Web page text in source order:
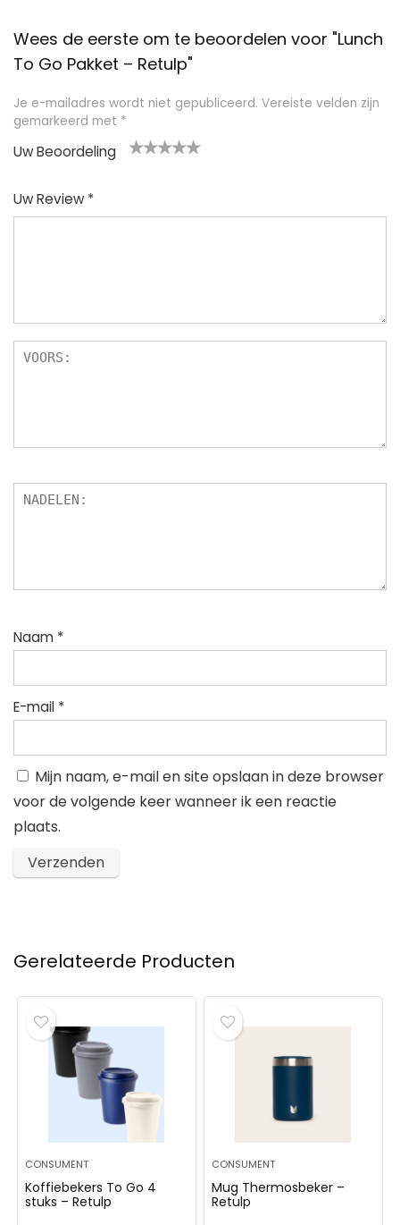
Wees de eerste om te beoordelen voor "Lunch
To Go Pakket – Retulp"
Je e-mailadres wordt niet gepubliceerd. Vereiste velden zijn
gemarkeerd met *
Uw Beoordeling
Uw Review *
Naam *
E-mail *
Mijn naam, e-mail en site opslaan in deze browser
voor de volgende keer wanneer ik een reactie
plaats.
Gerelateerde Producten
CONSUMENT
Koffiebekers To Go 4
stuks – Retulp
CONSUMENT
Mug Thermosbeker –
Retulp